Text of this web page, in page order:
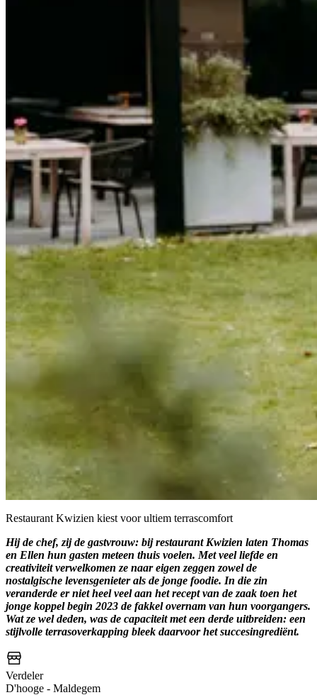
Restaurant Kwizien kiest voor ultiem terrascomfort
Hij de chef, zij de gastvrouw: bij restaurant Kwizien laten Thomas
en Ellen hun gasten meteen thuis voelen. Met veel liefde en
creativiteit verwelkomen ze naar eigen zeggen zowel de
nostalgische levensgenieter als de jonge foodie. In die zin
veranderde er niet heel veel aan het recept van de zaak toen het
jonge koppel begin 2023 de fakkel overnam van hun voorgangers.
Wat ze wel deden, was de capaciteit met een derde uitbreiden: een
stijlvolle terrasoverkapping bleek daarvoor het succesingrediënt.
Verdeler
D'hooge - Maldegem